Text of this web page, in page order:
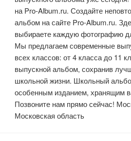
на Pro-Album.ru. Создайте
альбом на сайте Pro-Album.ru.
выбираете каждую фотографию
Мы предлагаем современные
всех классов: от 4 класса до 11
выпускной альбом, сохранив
школьной жизни. Школьный
особенным изданием, хранящим
Позвоните нам прямо сейчас!
Московская область